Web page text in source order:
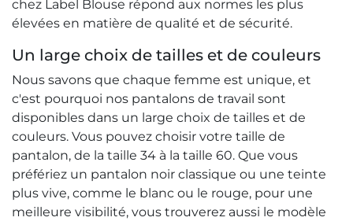
chez Label Blouse répond aux normes les plus
élevées en matière de qualité et de sécurité.
Un large choix de tailles et de couleurs
Nous savons que chaque femme est unique, et
c'est pourquoi nos pantalons de travail sont
disponibles dans un large choix de tailles et de
couleurs. Vous pouvez choisir votre taille de
pantalon, de la taille 34 à la taille 60. Que vous
préfériez un pantalon noir classique ou une teinte
plus vive, comme le blanc ou le rouge, pour une
meilleure visibilité, vous trouverez aussi le modèle